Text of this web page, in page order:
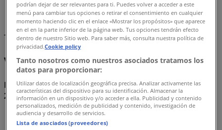
Fortnite
Tervezzük közzétenni a kínálatokat - Fortnite
Valami, ami érdekelhet - Fortnite
Fedezd fel a legjobb Fortnite ajánlatokat augusztus
2026-ban!
podrían dejar de ser relevantes para ti. Puedes volver a acceder a este
menú para cambiar tus opciones o retirar el consentimiento en cualquier
momento haciendo clic en el enlace «Mostrar los propósitos» que aparece
en el en la parte inferior de la página web. Tus opciones tendrán efecto
dentro de nuestro Sitio web. Para saber más, consulta nuestra política de
privacidad.Cookie policy
Tanto nosotros como nuestros asociados tratamos los
datos para proporcionar:
Utilizar datos de localización geográfica precisa. Analizar activamente las
características del dispositivo para su identificación. Almacenar la
información en un dispositivo y/o acceder a ella. Publicidad y contenido
personalizados, medición de publicidad y contenido, investigación de
audiencia y desarrollo de servicios.
Lista de asociados (proveedores)